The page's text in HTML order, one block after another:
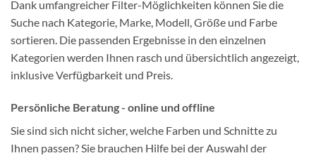
Dank umfangreicher Filter-Möglichkeiten können Sie die
Suche nach Kategorie, Marke, Modell, Größe und Farbe
sortieren. Die passenden Ergebnisse in den einzelnen
Kategorien werden Ihnen rasch und übersichtlich angezeigt,
inklusive Verfügbarkeit und Preis.
Persönliche Beratung - online und offline
Sie sind sich nicht sicher, welche Farben und Schnitte zu
Ihnen passen? Sie brauchen Hilfe bei der Auswahl der